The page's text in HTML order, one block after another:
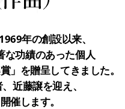
年の創設以来、
な功績のあった個人
」を贈呈してきました。
近藤譲を迎え、
催します。